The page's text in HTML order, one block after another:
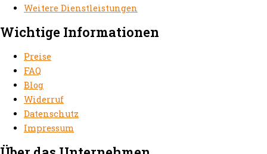
Weitere Dienstleistungen
Wichtige Informationen
Preise
FAQ
Blog
Widerruf
Datenschutz
Impressum